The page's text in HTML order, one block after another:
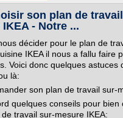
son plan de
- Notre ...
décider pour le plan de
IKEA il nous a fallu faire
Voici donc quelques astuces
là:
son plan de travail sur-
quelques conseils pour bien
travail sur-mesure IKEA: